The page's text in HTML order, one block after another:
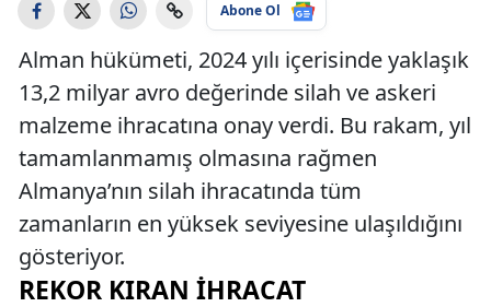
Abone Ol
Alman hükümeti, 2024 yılı içerisinde yaklaşık
13,2 milyar avro değerinde silah ve askeri
malzeme ihracatına onay verdi. Bu rakam, yıl
tamamlanmamış olmasına rağmen
Almanya’nın silah ihracatında tüm
zamanların en yüksek seviyesine ulaşıldığını
gösteriyor.
REKOR KIRAN İHRACAT